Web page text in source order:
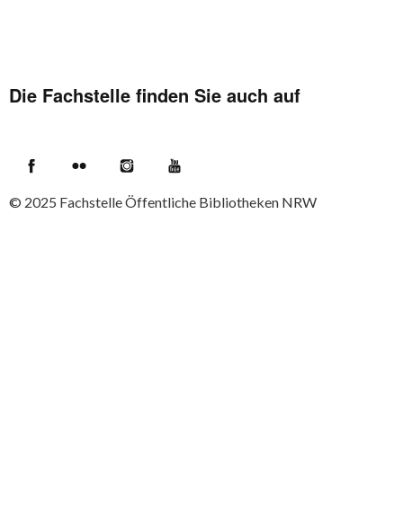
Die Fachstelle finden Sie auch auf
© 2025 Fachstelle Öffentliche Bibliotheken NRW